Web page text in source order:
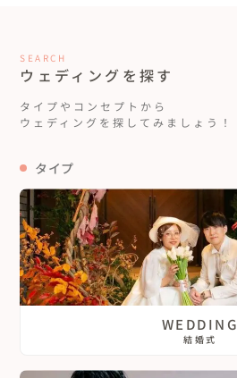
SEARCH
ウェディングを探す
タイプやコンセプトから
ウェディングを探してみましょう！
タイプ
WEDDING
結婚式